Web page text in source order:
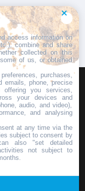
STAMPA
Iva: IT 03855110049
access information on
combine and share
collected on this
of us, or obtained
purchases,
emails, phone, precise
you services,
your devices and
audio, and video),
and analysing
at any time via the
subject to consent by
also "set detailed
not subject to